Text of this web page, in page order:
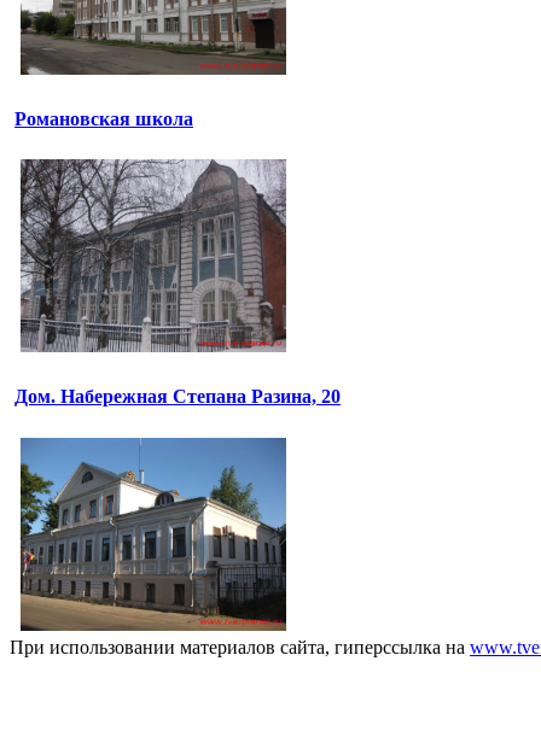
Романовская школа
Дом. Набережная Степана Разина, 20
При использовании материалов сайта, гиперссылка на